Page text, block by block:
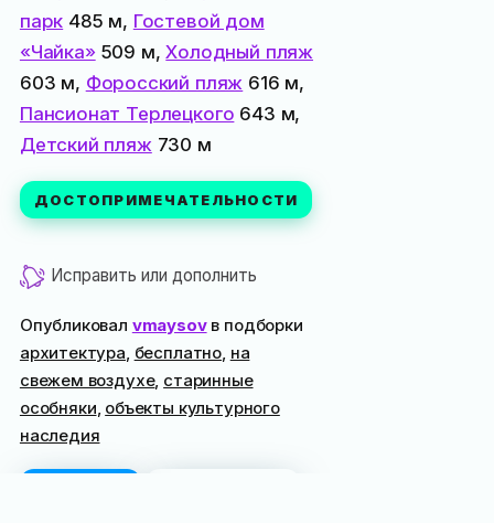
парк 485 м, Гостевой дом
«Чайка»509 м,Холодный пляж
603 м, Форосский пляж 616 м,
Пансионат Терлецкого 643 м,
Детский пляж 730 м
ДОСТОПРИМЕЧАТЕЛЬНОСТИ
Исправить или дополнить
Опубликовал vmaysovв подборки
архитектура бесплатно на
свежем воздухе, старинные
особняки объекты культурного
наследия